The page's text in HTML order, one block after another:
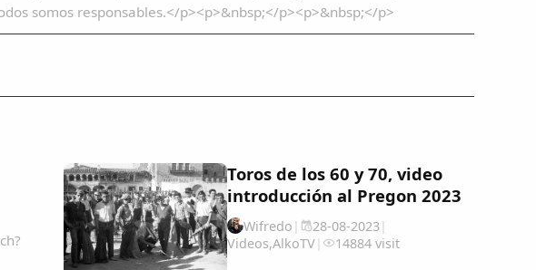
somos responsables.</p><p>&nbsp;</p><p>&nbsp;</p>
Toros de los 60 y 70, video
introducción al Pregon 2023
Wifredo | 28-08-2023|
Videos,AlkoTV| 14884 visit